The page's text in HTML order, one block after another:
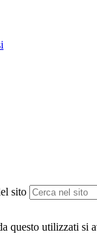
sito
questo utilizzati si